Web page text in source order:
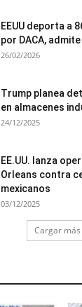
EEUU deporta a
por DACA,
26/02/2026
Trump planea
en almacenes
24/12/2025
EE.UU. lanza
Orleans contra
mexicanos
03/12/2025
Cargar más